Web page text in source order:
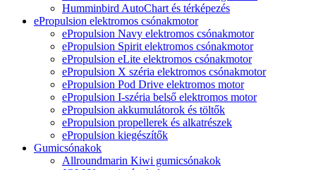
Humminbird AutoChart és térképezés
ePropulsion elektromos csónakmotor
ePropulsion Navy elektromos csónakmotor
ePropulsion Spirit elektromos csónakmotor
ePropulsion eLite elektromos csónakmotor
ePropulsion X széria elektromos csónakmotor
ePropulsion Pod Drive elektromos motor
ePropulsion I-széria belső elektromos motor
ePropulsion akkumulátorok és töltők
ePropulsion propellerek és alkatrészek
ePropulsion kiegészítők
Gumicsónakok
Allroundmarin Kiwi gumicsónakok